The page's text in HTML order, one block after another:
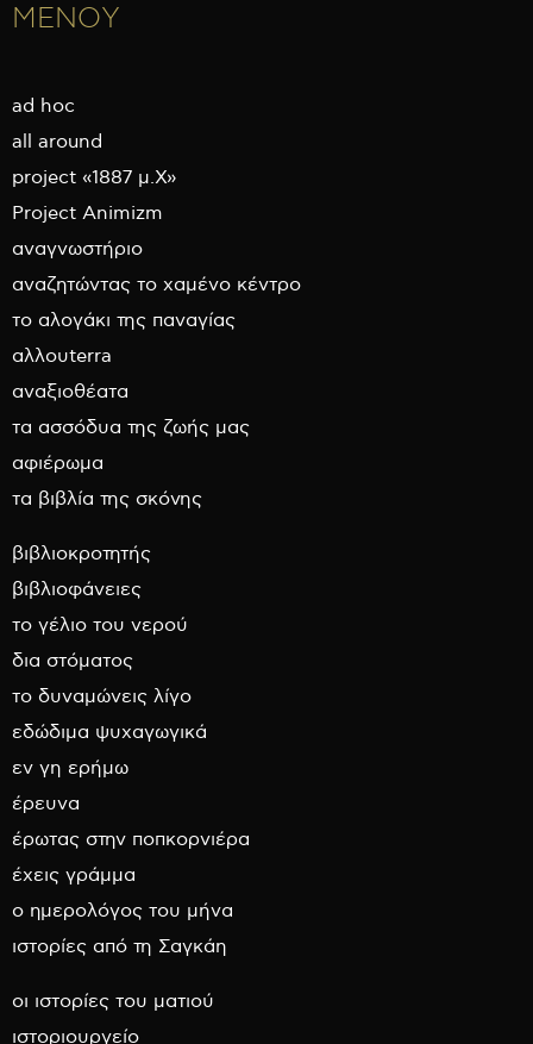
ΜΕΝΟΥ
ad hoc
all around
project «1887 μ.Χ»
Project Animizm
αναγνωστήριο
αναζητώντας το χαμένο κέντρο
το αλογάκι της παναγίας
αλλουterra
αναξιοθέατα
τα ασσόδυα της ζωής μας
αφιέρωμα
τα βιβλία της σκόνης
βιβλιοκροτητής
βιβλιοφάνειες
το γέλιο του νερού
δια στόματος
το δυναμώνεις λίγο
εδώδιμα ψυχαγωγικά
εν γη ερήμω
έρευνα
έρωτας στην ποπκορνιέρα
έχεις γράμμα
ο ημερολόγος του μήνα
ιστορίες από τη Σαγκάη
οι ιστορίες του ματιού
ιστοριουργείο